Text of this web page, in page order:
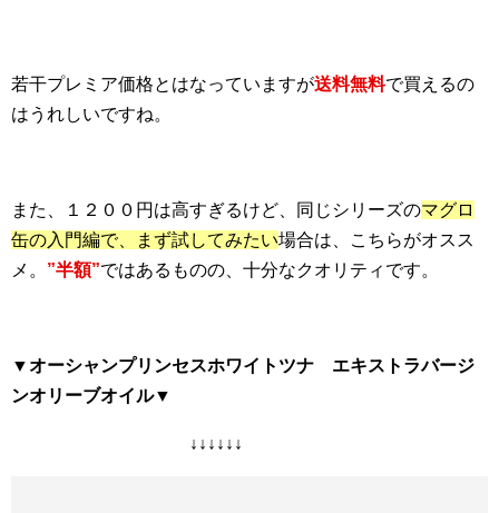
若干プレミア価格とはなっていますが送料無料で買えるの
はうれしいですね。
また、１２００円は高すぎるけど、同じシリーズのマグロ
缶の入門編で、まず試してみたい場合は、こちらがオスス
メ。 ”半額”ではあるものの、十分なクオリティです。
▼オーシャンプリンセスホワイトツナ エキストラバージ
ンオリーブオイル▼
↓↓↓↓↓↓